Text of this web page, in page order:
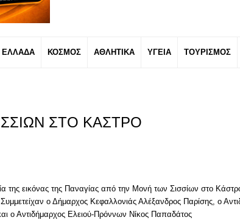
ΕΛΛΑΔΑ ΚΟΣΜΟΣ ΑΘΛΗΤΙΚΑ ΥΓΕΙΑ ΤΟΥΡΙΣΜΟΣ
ΣΤΟ ΚΑΣΤΡΟ
της εικόνας της Παναγίας από την Μονή των Σισσίων στο
ο Δήμαρχος Κεφαλλονιάς Αλέξανδρος Παρίσης, ο
ο Αντιδήμαρχος Ελειού-Πρόννων Νίκος Παπαδάτος